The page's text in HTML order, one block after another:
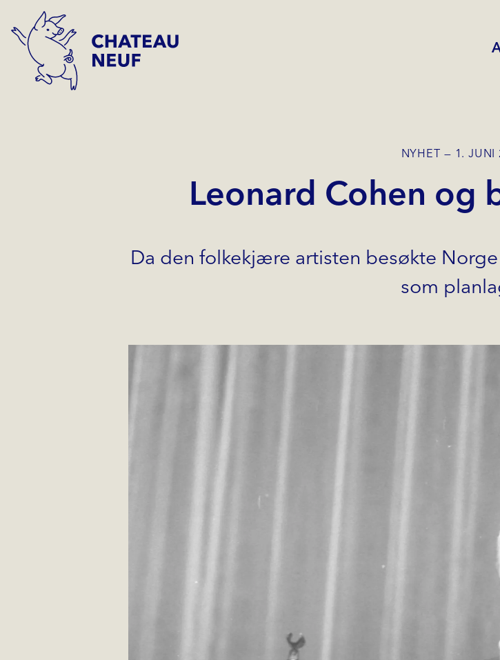
NYHET 1. JUNI
Leonard Cohen og
Da den folkekjære artisten besøkte
som